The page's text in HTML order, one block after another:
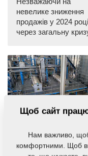
невелике зниження
продажів у 2024 році
через загальну
OFT
нове відео
OFT s.r.o.
Щоб сайт
Нам важливо,
комфортними. Щоб